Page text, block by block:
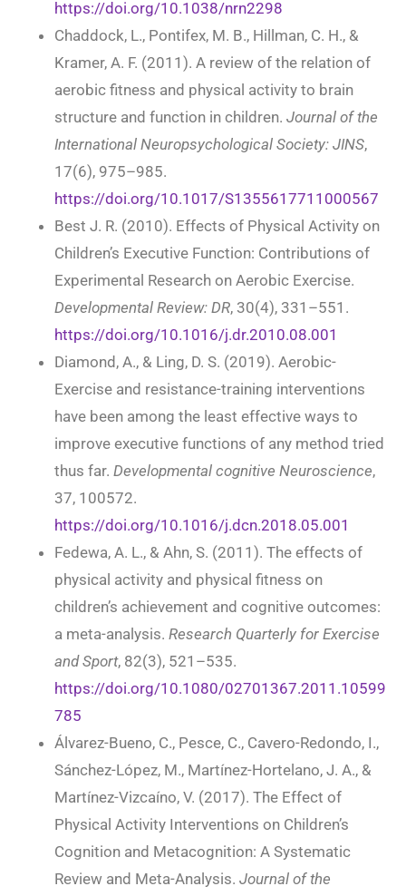
https://doi.org/10.1038/nrn2298
Chaddock, L., Pontifex, M. B., Hillman, C. H., &
Kramer, A. F. (2011). A review of the relation of
aerobic fitness and physical activity to brain
structure and function in children. Journal of the
International Neuropsychological Society: JINS,
17(6), 975–985.
https://doi.org/10.1017/S1355617711000567
Best J. R. (2010). Effects of Physical Activity on
Children’s Executive Function: Contributions of
Experimental Research on Aerobic Exercise.
Developmental Review: DR, 30(4), 331–551.
https://doi.org/10.1016/j.dr.2010.08.001
Diamond, A., & Ling, D. S. (2019). Aerobic-
Exercise and resistance-training interventions
have been among the least effective ways to
improve executive functions of any method tried
thus far. Developmental cognitive Neuroscience,
37, 100572.
https://doi.org/10.1016/j.dcn.2018.05.001
Fedewa, A. L., & Ahn, S. (2011). The effects of
physical activity and physical fitness on
children’s achievement and cognitive outcomes:
a meta-analysis. Research Quarterly for Exercise
and Sport, 82(3), 521–535.
https://doi.org/10.1080/02701367.2011.10599
785
Álvarez-Bueno, C., Pesce, C., Cavero-Redondo, I.,
Sánchez-López, M., Martínez-Hortelano, J. A., &
Martínez-Vizcaíno, V. (2017). The Effect of
Physical Activity Interventions on Children’s
Cognition and Metacognition: A Systematic
Review and Meta-Analysis. Journal of the